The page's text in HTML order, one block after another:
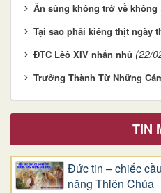
Ân sủng không trở về không
Tại sao phải kiêng thịt ngày
ĐTC Lêô XIV nhắn nhủ (22/
Trưởng Thành Từ Những
TIN
Đức tin – chiếc
năng Thiên Chúa